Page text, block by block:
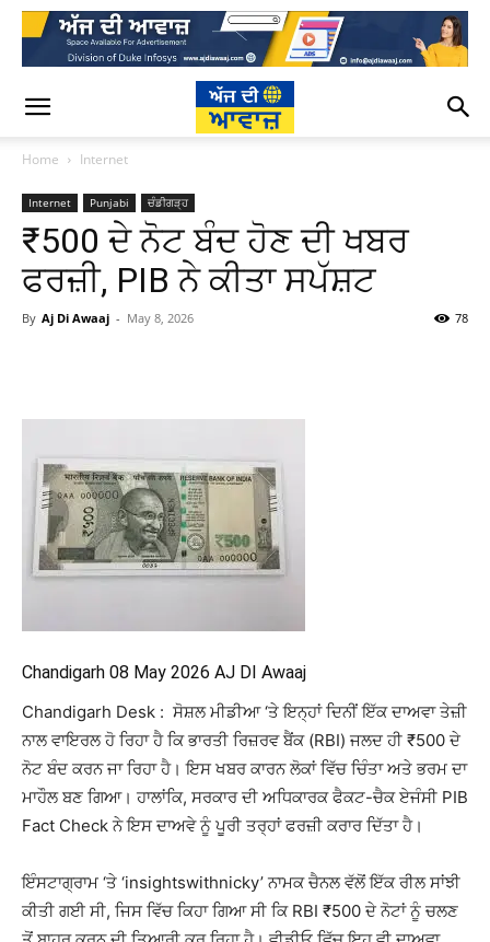
Home Internet
Internet Punjabi ਚੰਡੀਗੜ੍ਹ
₹500 ਦੇ ਨੋਟ ਬੰਦ ਹੋਣ ਦੀ ਖਬਰ
ਫਰਜ਼ੀ, PIB ਨੇ ਕੀਤਾ ਸਪੱਸ਼ਟ
By Aj Di Awaaj - May 8, 2026 78
Chandigarh 08 May 2026 AJ DI Awaaj
Chandigarh Desk : ਸੋਸ਼ਲ ਮੀਡੀਆ ‘ਤੇ ਇਨ੍ਹਾਂ ਦਿਨੀਂ ਇੱਕ ਦਾਅਵਾ ਤੇਜ਼ੀ
ਨਾਲ ਵਾਇਰਲ ਹੋ ਰਿਹਾ ਹੈ ਕਿ ਭਾਰਤੀ ਰਿਜ਼ਰਵ ਬੈਂਕ (RBI) ਜਲਦ ਹੀ ₹500 ਦੇ
ਨੋਟ ਬੰਦ ਕਰਨ ਜਾ ਰਿਹਾ ਹੈ। ਇਸ ਖਬਰ ਕਾਰਨ ਲੋਕਾਂ ਵਿੱਚ ਚਿੰਤਾ ਅਤੇ ਭਰਮ ਦਾ
ਮਾਹੌਲ ਬਣ ਗਿਆ। ਹਾਲਾਂਕਿ, ਸਰਕਾਰ ਦੀ ਅਧਿਕਾਰਕ ਫੈਕਟ-ਚੈਕ ਏਜੰਸੀ PIB
Fact Check ਨੇ ਇਸ ਦਾਅਵੇ ਨੂੰ ਪੂਰੀ ਤਰ੍ਹਾਂ ਫਰਜ਼ੀ ਕਰਾਰ ਦਿੱਤਾ ਹੈ।
ਇੰਸਟਾਗ੍ਰਾਮ ‘ਤੇ ‘insightswithnicky’ ਨਾਮਕ ਚੈਨਲ ਵੱਲੋਂ ਇੱਕ ਰੀਲ ਸਾਂਝੀ
ਕੀਤੀ ਗਈ ਸੀ, ਜਿਸ ਵਿੱਚ ਕਿਹਾ ਗਿਆ ਸੀ ਕਿ RBI ₹500 ਦੇ ਨੋਟਾਂ ਨੂੰ ਚਲਣ